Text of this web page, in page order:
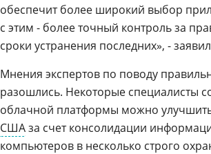
обеспечит более широкий выбор
с этим - более точный контроль за
сроки устранения последних», -
Мнения экспертов по поводу
разошлись. Некоторые специалисты
облачной платформы можно
СШАза счет консолидации
компьютеров в несколько строго